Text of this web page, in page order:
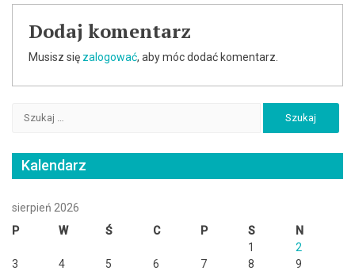
Dodaj komentarz
Musisz się zalogować, aby móc dodać komentarz.
Kalendarz
sierpień 2026
P
W Ś C P S
N
1
2
3
4 5 6 7 8
9